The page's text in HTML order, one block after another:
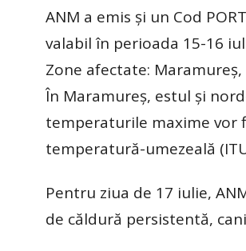
ANM a emis și un Cod
valabil în perioada 15-16
Zone afectate:
În Maramureș, estul și
temperaturile maxime vor
temperatură-umezeală
Pentru ziua de 17 iulie,
de căldură persistentă,